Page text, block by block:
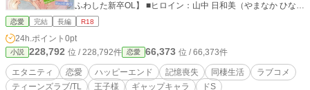
ふわした新卒OL】 ■ヒロイン：山中 日和美（やまなか ひな
み）/23歳 ■ヒーロー：ふわふわさん・仮名/？歳 （執筆開始2
さまに依頼しました。 （作品シェア以外での無断転載など
固くお断りします） ○雪さま （Twitter）https://twitter.com/yuk
iyukisnow7?s=21 （pixiv）https://www.pixiv.net/users/23622
74 （エブリスタ）https://estar.jp/users/117421755 --------------
恋愛 完結 長編 R18
24h.ポイント 0pt
小説 228,792 位 / 228,792件 恋愛 66,373 位 / 66,373件
エタニティ 恋愛 ハッピーエンド 記憶喪失 同棲生活
ラブコメ
ティーンズラブ/TL
王子様 ギャップキャラ ドS